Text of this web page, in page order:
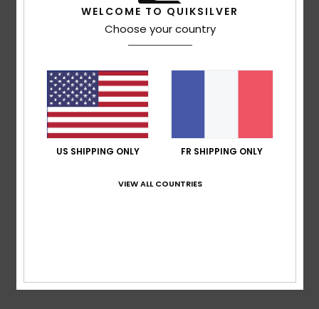
5.0
basé sur2 avis vérifiés
100% de nos clients recommandent ce produit
Confort
5.0
4.0
WELCOME TO QUIKSILVER
Choose your country
US SHIPPING ONLY FR SHIPPING ONLY
VIEW ALL COUNTRIES